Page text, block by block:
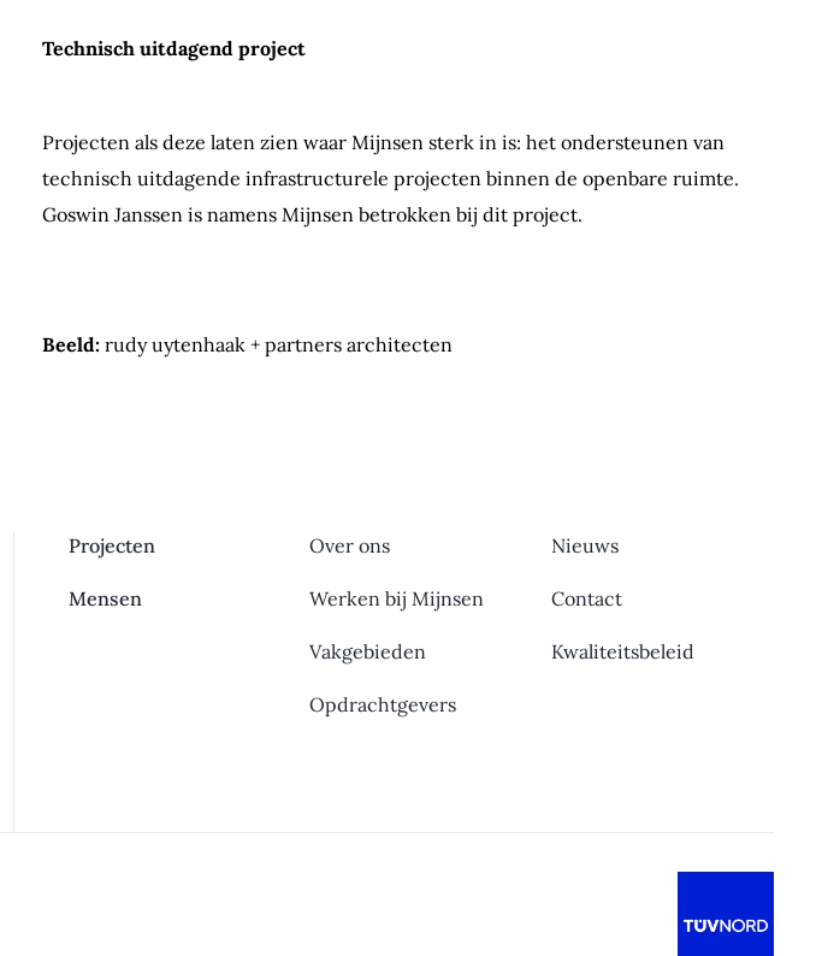
Technisch uitdagend project
Projecten als deze laten zien waar Mijnsen sterk in is: het ondersteunen van
technisch uitdagende infrastructurele projecten binnen de openbare ruimte.
Goswin Janssen is namens Mijnsen betrokken bij dit project.
Beeld: rudy uytenhaak + partners architecten
Projecten
Mensen
Over ons
Werken bij Mijnsen
Vakgebieden
Opdrachtgevers
Nieuws
Contact
Kwaliteitsbeleid